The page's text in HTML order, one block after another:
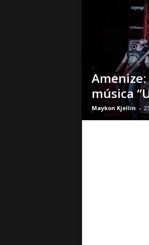
música
Maykon Kjellin -